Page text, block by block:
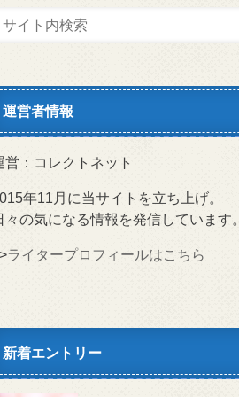
運営者情報
営：コレクトネット
年11月に当サイトを立ち上げ。
々の気になる情報を発信しています。
ライタープロフィールはこちら
新着エントリー